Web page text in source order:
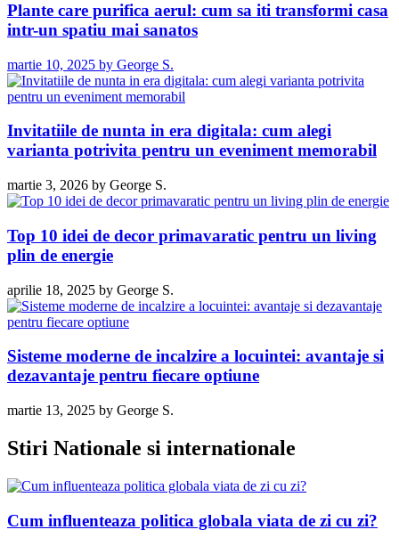
Plante care purifica aerul: cum sa iti transformi casa
intr-un spatiu mai sanatos
martie 10, 2025 by George S.
Invitatiile de nunta in era digitala: cum alegi
varianta potrivita pentru un eveniment memorabil
martie 3, 2026 by George S.
Top 10 idei de decor primavaratic pentru un living
plin de energie
aprilie 18, 2025 by George S.
Sisteme moderne de incalzire a locuintei: avantaje si
dezavantaje pentru fiecare optiune
martie 13, 2025 by George S.
Stiri Nationale si internationale
Cum influenteaza politica globala viata de zi cu zi?